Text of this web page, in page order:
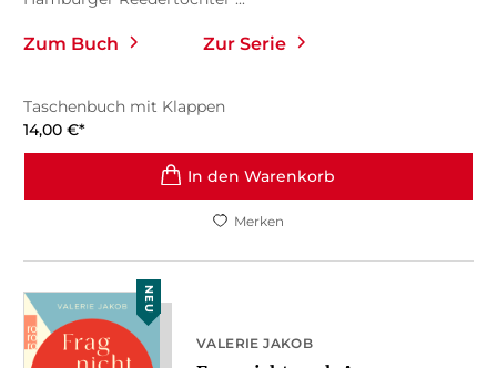
Zum Buch Zur Serie
Taschenbuch mit Klappen
14,00 €*
In den Warenkorb
Merken
NEU
VALERIE JAKOB